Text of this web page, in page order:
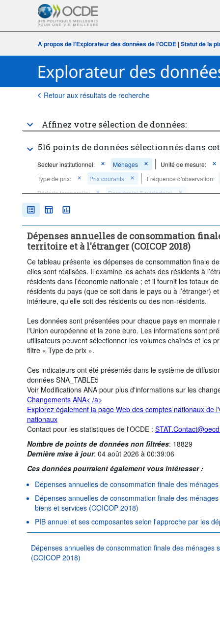
À propos de l‘Explorateur des données de l‘OCDE |Statut de la
Retour aux résultats de recherche
Affinez votre sélection de données:
516 points de données sélectionnés dans
Secteur institutionnel: Ménages
Unité de mesure:
Type de prix:
Prix courants
Fréquence d'observation:
Période temporelle:
Dernière(s) 5 période(s)
Supprimer tout
Dépenses annuelles de consommation
territoire et à l'étranger (COICOP 2018)
Ce tableau présente les dépenses de consommation finale
elles sont réalisées. Il examine les achats des résidents à
résidents dans l’économie nationale ; et il fournit les totaux
résidents du pays (que ce soit dans le pays ou à l’étranger)
intérieure, qu’elle soit des résidents ou des non-résidents.
Les données sont présentées pour chaque pays en
l'Union européenne et la zone euro. Les informations sont
utilisateurs peuvent sélectionner les volumes chaînés et les
filtre « Type de prix ».
Ces indicateurs ont été présentés dans le système de
données SNA_TABLE5
Voir Modifications ANA pour plus d'informations sur les
Changements ANA< /a>
Explorez également la page Web des comptes nationaux de
nationaux
Contact pour les statistiques de l'OCDE :
Nombre de points de données non filtrées: 18829
Dernière mise à jour: 04 août 2026 à 00:39:06
Ces données pourraient également vous intéresser :
Dépenses annuelles de consommation finale des
Dépenses annuelles de consommation finale des
biens et services (COICOP 2018)
PIB annuel et ses composantes selon l'approche par les
Dépenses annuelles de consommation finale des ménages
(COICOP 2018)